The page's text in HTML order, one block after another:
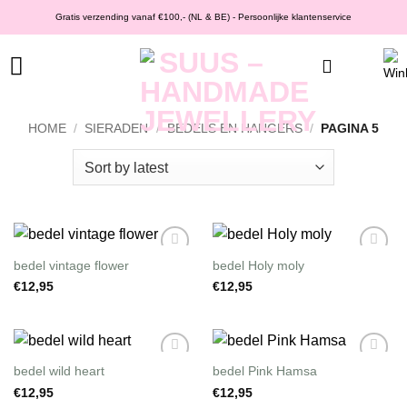
naar
inhoud
Gratis verzending vanaf €100,- (NL & BE) - Persoonlijke klantenservice
HOME / SIERADEN / BEDELS EN HANGERS / PAGINA 5
bedel vintage flower
€12,95
bedel Holy moly
€12,95
bedel wild heart
€12,95
bedel Pink Hamsa
€12,95